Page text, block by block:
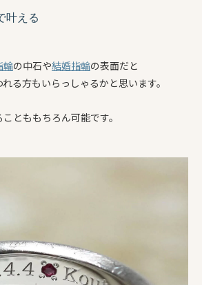
叶える
輪の中石や結婚指輪の表面だと
る方もいらっしゃるかと思います。
とももちろん可能です。